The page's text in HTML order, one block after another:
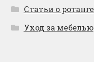
Статьи о ротанге
Уход за мебелью